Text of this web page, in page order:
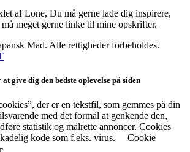
af Lone, Du må gerne lade dig inspirere,
meget gerne linke til mine opskrifter.
Mad. Alle rettigheder forbeholdes.
give dig den bedste oplevelse på siden
der er en tekstfil, som gemmes på din
med det formål at genkende den,
statistik og målrette annoncer. Cookies
kode som f.eks. virus.
Cookie